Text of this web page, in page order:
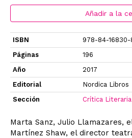
Añadir a la
ISBN
978-84-16830-
Páginas
196
Año
2017
Editorial
Nordica Libros
Sección
Crítica Literaria
Marta Sanz, Julio Llamazares,
Martínez Shaw, el director